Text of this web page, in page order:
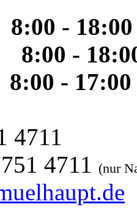
-
-
- 17:00
4711
4711 (nur